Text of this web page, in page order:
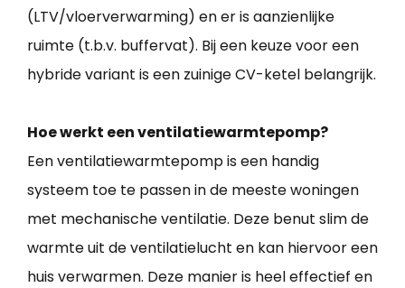
(LTV/vloerverwarming) en er is aanzienlijke
ruimte (t.b.v. buffervat). Bij een keuze voor een
hybride variant is een zuinige CV-ketel belangrijk.
Hoe werkt een ventilatiewarmtepomp?
Een ventilatiewarmtepomp is een handig
systeem toe te passen in de meeste woningen
met mechanische ventilatie. Deze benut slim de
warmte uit de ventilatielucht en kan hiervoor een
huis verwarmen. Deze manier is heel effectief en